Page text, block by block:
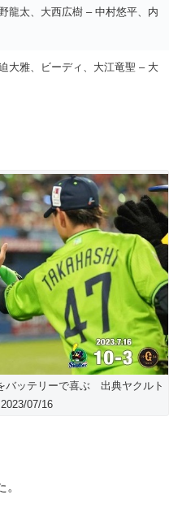
龍太、大西広樹 – 中村悠平、内
大雅、ビーディ、大江竜聖 – 大
バッテリーで喜ぶ 出典ヤクルト
07/16